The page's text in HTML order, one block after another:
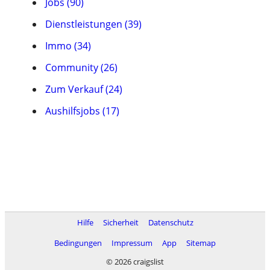
Dienstleistungen (39)
Immo (34)
Community (26)
Zum Verkauf (24)
Aushilfsjobs (17)
Hilfe Sicherheit
Datenschutz
Bedingungen
Impressum App
Sitemap
© 2026 craigslist